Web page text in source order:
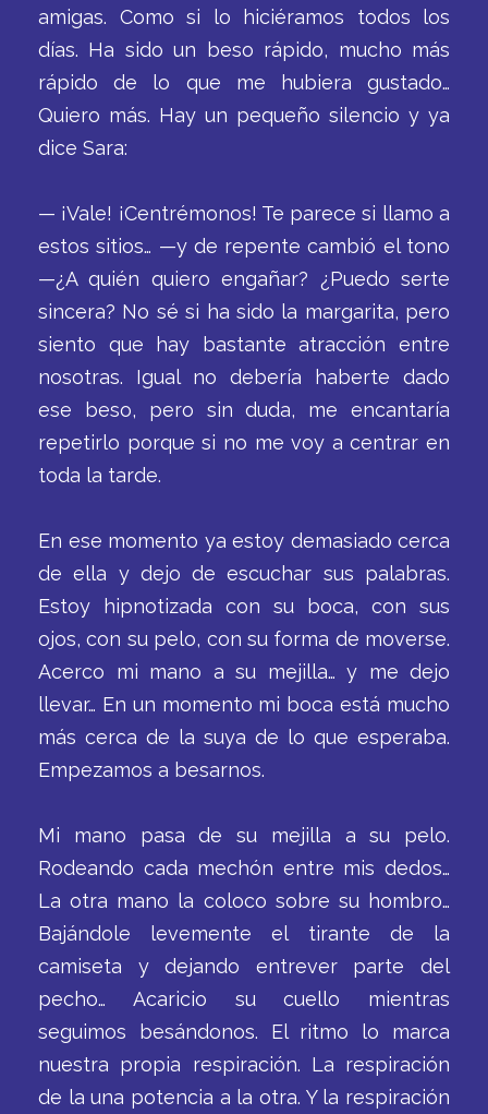
amigas. Como si lo hiciéramos todos los
días. Ha sido un beso rápido, mucho más
rápido de lo que me hubiera gustado…
Quiero más. Hay un pequeño silencio y ya
dice Sara:
— ¡Vale! ¡Centrémonos! Te parece si llamo a
estos sitios… —y de repente cambió el tono
—¿A quién quiero engañar? ¿Puedo serte
sincera? No sé si ha sido la margarita, pero
siento que hay bastante atracción entre
nosotras. Igual no debería haberte dado
ese beso, pero sin duda, me encantaría
repetirlo porque si no me voy a centrar en
toda la tarde.
En ese momento ya estoy demasiado cerca
de ella y dejo de escuchar sus palabras.
Estoy hipnotizada con su boca, con sus
ojos, con su pelo, con su forma de moverse.
Acerco mi mano a su mejilla… y me dejo
llevar… En un momento mi boca está mucho
más cerca de la suya de lo que esperaba.
Empezamos a besarnos.
Mi mano pasa de su mejilla a su pelo.
Rodeando cada mechón entre mis dedos…
La otra mano la coloco sobre su hombro…
Bajándole levemente el tirante de la
camiseta y dejando entrever parte del
pecho… Acaricio su cuello mientras
seguimos besándonos. El ritmo lo marca
nuestra propia respiración. La respiración
de la una potencia a la otra. Y la respiración